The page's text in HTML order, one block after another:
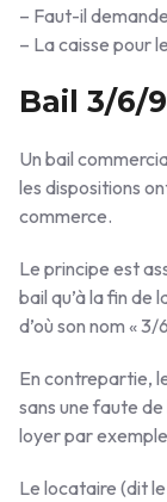
– Faut-il
– La caisse pour
Bail 3/6/
Un bail
les dispositions
commerce.
Le principe est
bail qu’à la fin de
d’où son nom « 3/
En contrepartie,
sans une faute
loyer par
Le locataire (dit